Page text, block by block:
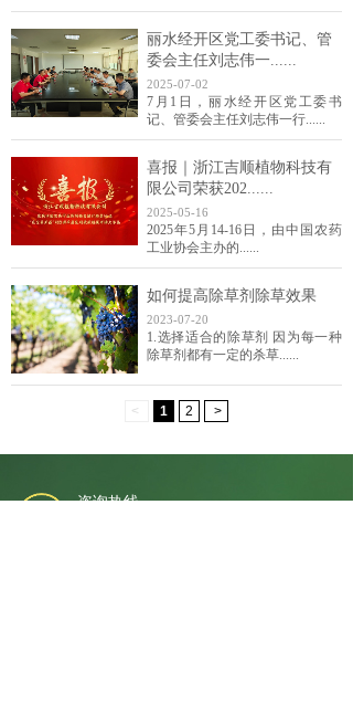
丽水经开区党工委书记、管
委会主任刘志伟一......
2025-07-02
7月1日，丽水经开区党工委书
记、管委会主任刘志伟一行......
喜报｜浙江吉顺植物科技有
限公司荣获202......
2025-05-16
2025年5月14-16日，由中国农药
工业协会主办的......
如何提高除草剂除草效果
2023-07-20
1.选择适合的除草剂 因为每一种
除草剂都有一定的杀草......
< 1 2 >
咨询热线